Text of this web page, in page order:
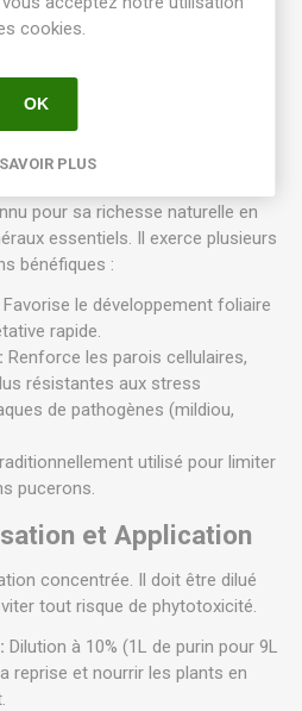
en Agriculture Biologique (UAB)
lutte contre certains
et Bienfaits
pour sa richesse naturelle en
essentiels. Il exerce plusieurs
bénéfiques :
Favorise le développement foliaire
rapide.
Renforce les parois cellulaires,
résistantes aux stress
de pathogènes (mildiou,
utilisé pour limiter
pucerons.
et Application
concentrée. Il doit être dilué
tout risque de phytotoxicité.
Dilution à 10% (1L de purin pour 9L
reprise et nourrir les plants en
cookies.
OK
PLUS